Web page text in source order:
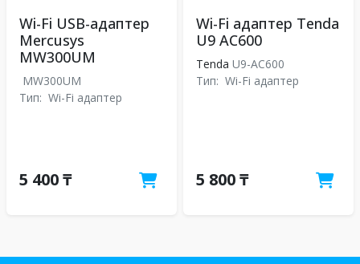
Wi-Fi USB-адаптер
Mercusys
MW300UM
MW300UM
Тип: Wi-Fi адаптер
5 400 ₸
Wi-Fi адаптер Tenda
U9 AC600
Tenda U9-AC600
Тип: Wi-Fi адаптер
5 800 ₸